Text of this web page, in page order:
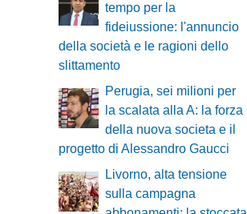
tempo per la
fideiussione: l'annuncio
della società e le ragioni dello
slittamento
Perugia, sei milioni per
la scalata alla A: la forza
della nuova societa e il
progetto di Alessandro Gaucci
Livorno, alta tensione
sulla campagna